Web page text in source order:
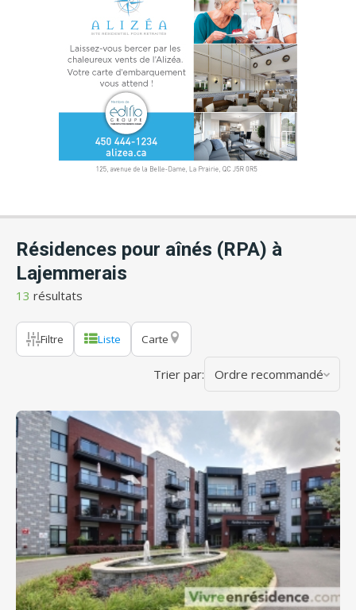
Résidences pour aînés (RPA) à
Lajemmerais
13 résultats
Filtre Liste Carte
Trier par: Ordre recommandé